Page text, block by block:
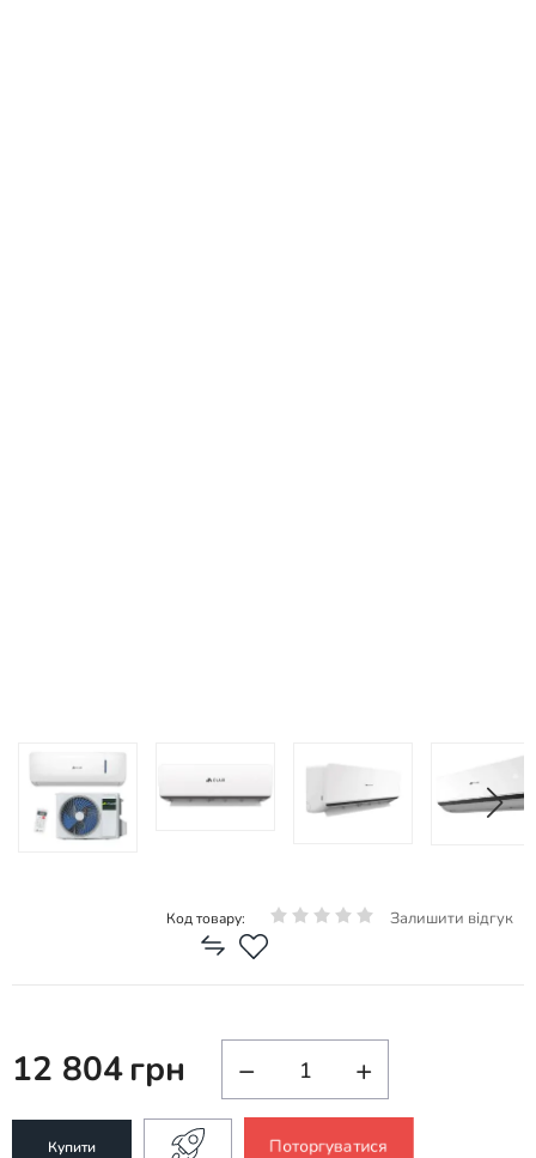
Код товару: Залишити відгук
12 804грн − +
Купити Поторгуватися